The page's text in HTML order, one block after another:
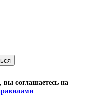
соглашаетесь на